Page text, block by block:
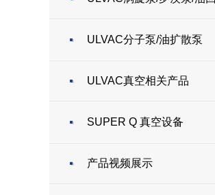
ULVAC分子泵/油扩散泵
ULVAC真空相关产品
SUPER Q 真空设备
产品视频展示